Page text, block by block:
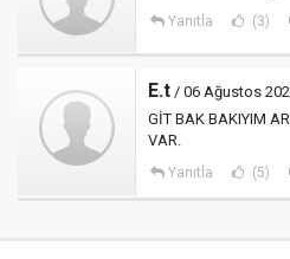
Yanıtla (3)
E.t / 06 Ağustos
GİT BAK BAKIYIM
VAR.
Yanıtla (5)